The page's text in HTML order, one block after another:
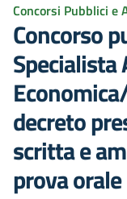
Concorsi Pubblici e
Concorso
Specialista
decreto
scritta e
prova orale